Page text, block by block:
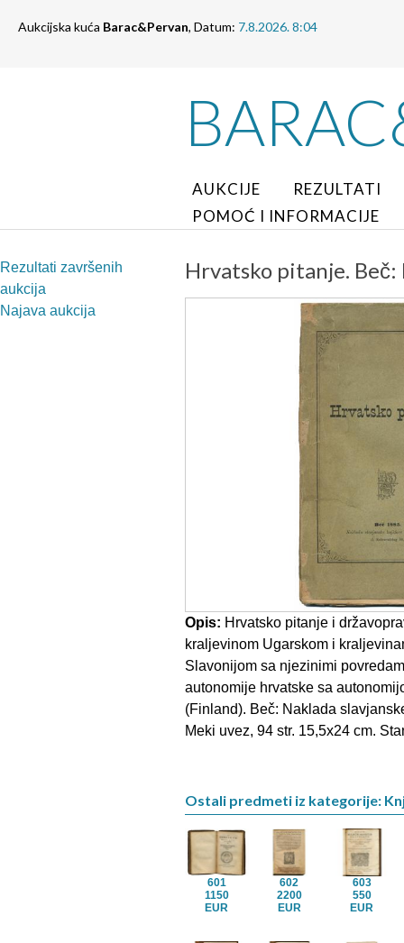
Aukcijska kuća Barac&Pervan, Datum: 7.8.2026. 8:04
AUKCIJE
REZULTATI
POMOĆ I INFORMACIJE
Rezultati završenih
aukcija
Najava aukcija
Hrvatsko pitanje. Beč:
Opis: Hrvatsko pitanje i
kraljevinom Ugarskom i
Slavonijom sa njezinimi
autonomije hrvatske sa
(Finland). Beč: Naklada
Meki uvez, 94 str. 15,5x24 cm.
Ostali predmeti iz kategorije:
601
1150
EUR
602
2200
EUR
603
550
EUR